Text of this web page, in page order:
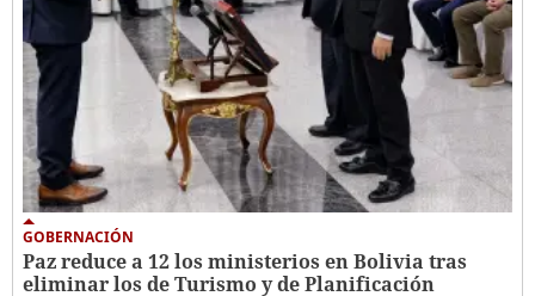
GOBERNACIÓN
Paz reduce a 12 los ministerios en Bolivia tras
eliminar los de Turismo y de Planificación